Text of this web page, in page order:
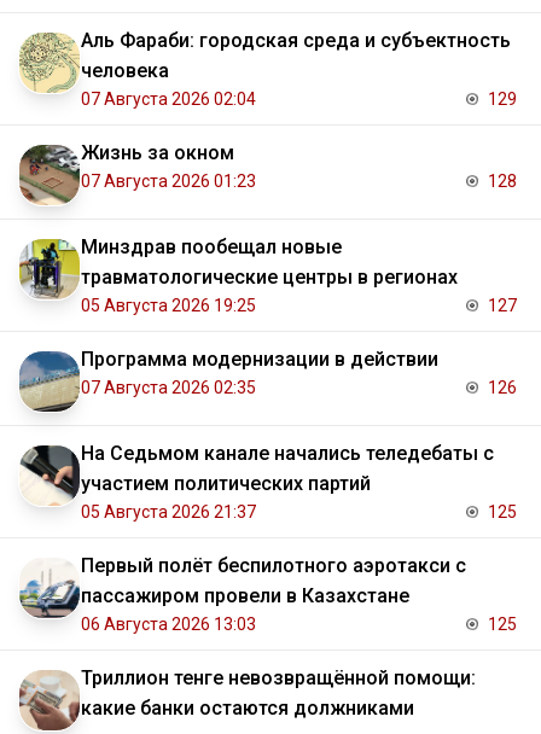
Аль Фараби: городская среда и субъектность
человека
07 Августа 2026 02:04 129
Жизнь за окном
07 Августа 2026 01:23 128
Минздрав пообещал новые
травматологические центры в регионах
05 Августа 2026 19:25 127
Программа модернизации в действии
07 Августа 2026 02:35 126
На Седьмом канале начались теледебаты с
участием политических партий
05 Августа 2026 21:37 125
Первый полёт беспилотного аэротакси с
пассажиром провели в Казахстане
06 Августа 2026 13:03 125
Триллион тенге невозвращённой помощи:
какие банки остаются должниками